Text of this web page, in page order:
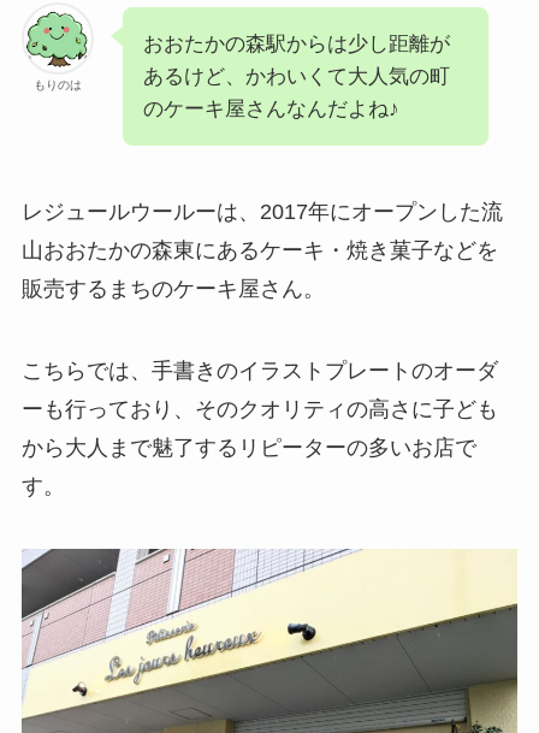
もりのは
おおたかの森駅からは少し距離が
あるけど、かわいくて大人気の町
のケーキ屋さんなんだよね♪
レジュールウールーは、2017年にオープンした流
山おおたかの森東にあるケーキ・焼き菓子などを
販売するまちのケーキ屋さん。
こちらでは、手書きのイラストプレートのオーダ
ーも行っており、そのクオリティの高さに子ども
から大人まで魅了するリピーターの多いお店で
す。